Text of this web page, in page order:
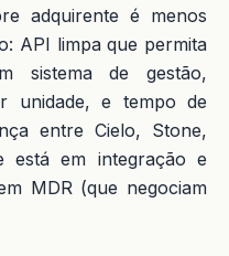
adquirente é menos
API limpa que permita
sistema de gestão,
unidade, e tempo de
entre Cielo, Stone,
está em integração e
MDR (que negociam